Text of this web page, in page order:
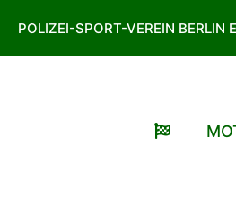
Inhalt
springen
POLIZEI-SPORT-VEREIN BERLIN